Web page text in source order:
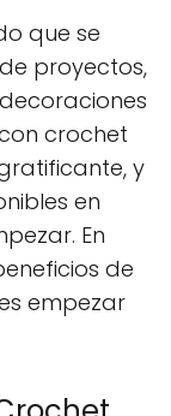
que se
proyectos,
crochet
y
en
En
de
empezar